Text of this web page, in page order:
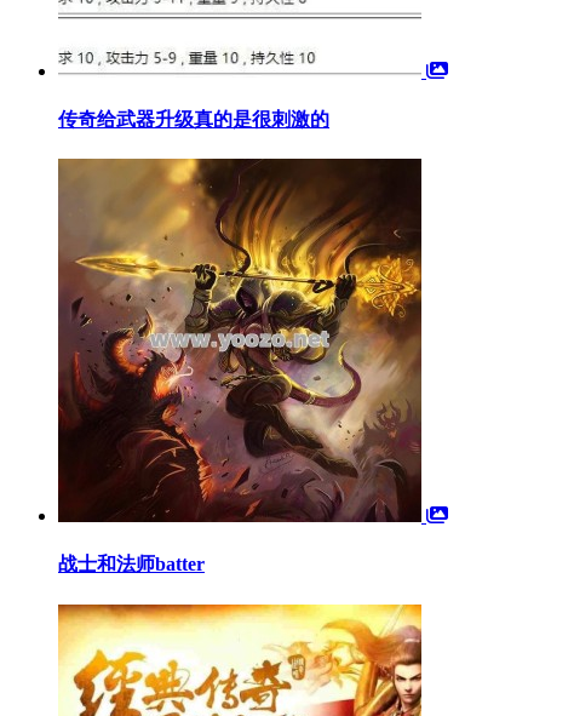
传奇给武器升级真的是很刺激的
战士和法师batter